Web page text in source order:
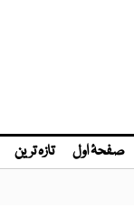
صفحۂ اول تازہ ترین